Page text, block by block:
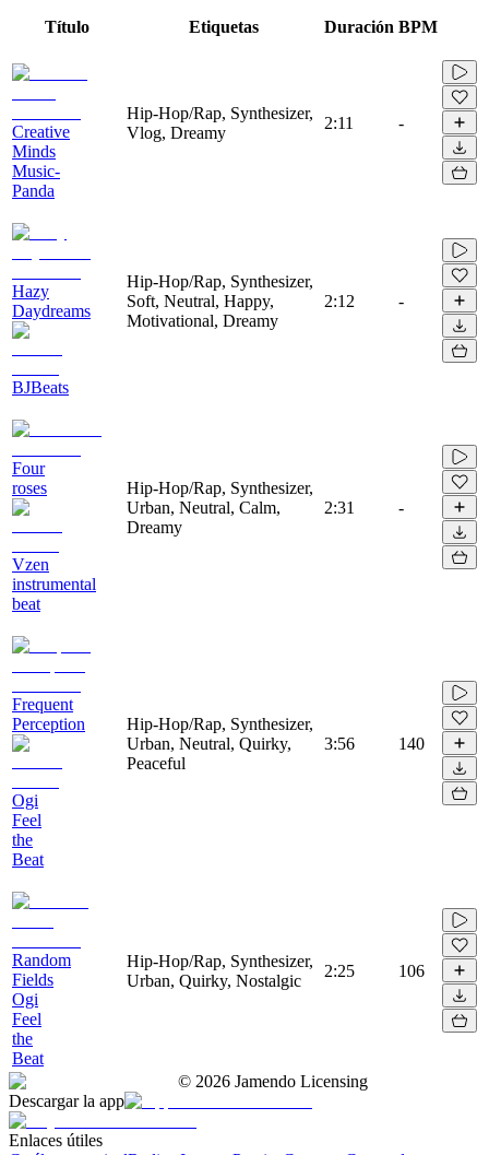
Título Etiquetas Duración BPM
Creative
Minds
Music-
Panda
Hip-Hop/Rap, Synthesizer,
Vlog, Dreamy
2:11 -
Hazy
Daydreams
BJBeats
Hip-Hop/Rap, Synthesizer,
Soft, Neutral, Happy,
Motivational, Dreamy
2:12 -
Four
roses
Vzen
instrumental
beat
Hip-Hop/Rap, Synthesizer,
Urban, Neutral, Calm,
Dreamy
2:31 -
Frequent
Perception
Ogi
Feel
the
Beat
Hip-Hop/Rap, Synthesizer,
Urban, Neutral, Quirky,
Peaceful
3:56 140
Random
Fields
Ogi
Feel
the
Beat
Hip-Hop/Rap, Synthesizer,
Urban, Quirky, Nostalgic
2:25 106
© 2026 Jamendo Licensing
Descargar la app
Enlaces útiles